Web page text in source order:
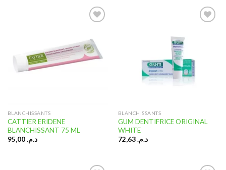
Ajouter
à la liste
d’envies
BLANCHISSANTS
CATTIER ERIDENE
BLANCHISSANT 75 ML
د.م.95,00
d’envies
BLANCHISSANTS
GUM DENTIFRICE ORIGINAL
WHITE
د.م.72,63